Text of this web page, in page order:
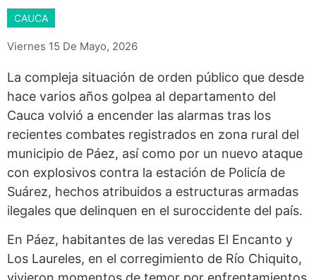
CAUCA
Viernes 15 De Mayo, 2026
La compleja situación de orden público que desde
hace varios años golpea al departamento del
Cauca volvió a encender las alarmas tras los
recientes combates registrados en zona rural del
municipio de Páez, así como por un nuevo ataque
con explosivos contra la estación de Policía de
Suárez, hechos atribuidos a estructuras armadas
ilegales que delinquen en el suroccidente del país.
En Páez, habitantes de las veredas El Encanto y
Los Laureles, en el corregimiento de Río Chiquito,